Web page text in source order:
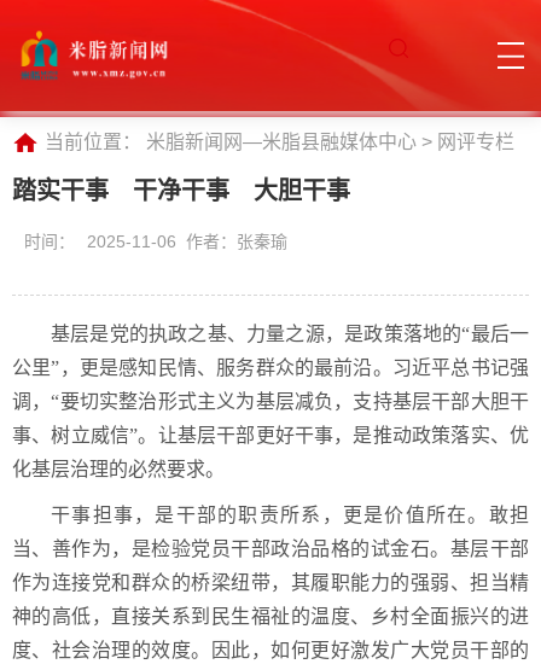
当前位置： 米脂新闻网—米脂县融媒体中心 > 网评专栏
踏实干事 干净干事 大胆干事
时间： 2025-11-06 作者：张秦瑜
基层是党的执政之基、力量之源，是政策落地的“最后一
公里”，更是感知民情、服务群众的最前沿。习近平总书记强
调，“要切实整治形式主义为基层减负，支持基层干部大胆干
事、树立威信”。让基层干部更好干事，是推动政策落实、优
化基层治理的必然要求。
干事担事，是干部的职责所系，更是价值所在。敢担
当、善作为，是检验党员干部政治品格的试金石。基层干部
作为连接党和群众的桥梁纽带，其履职能力的强弱、担当精
神的高低，直接关系到民生福祉的温度、乡村全面振兴的进
度、社会治理的效度。因此，如何更好激发广大党员干部的